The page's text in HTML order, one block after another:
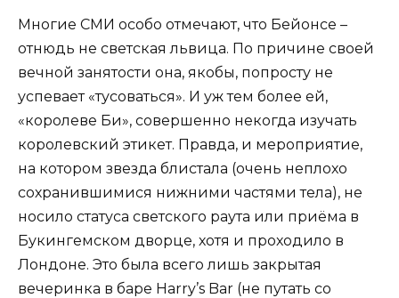
Многие СМИ особо отмечают, что Бейонсе –
отнюдь не светская львица. По причине своей
вечной занятости она, якобы, попросту не
успевает «тусоваться». И уж тем более ей,
«королеве Би», совершенно некогда изучать
королевский этикет. Правда, и мероприятие,
на котором звезда блистала (очень неплохо
сохранившимися нижними частями тела), не
носило статуса светского раута или приёма в
Букингемском дворце, хотя и проходило в
Лондоне. Это была всего лишь закрытая
вечеринка в баре Harry’s Bar (не путать со